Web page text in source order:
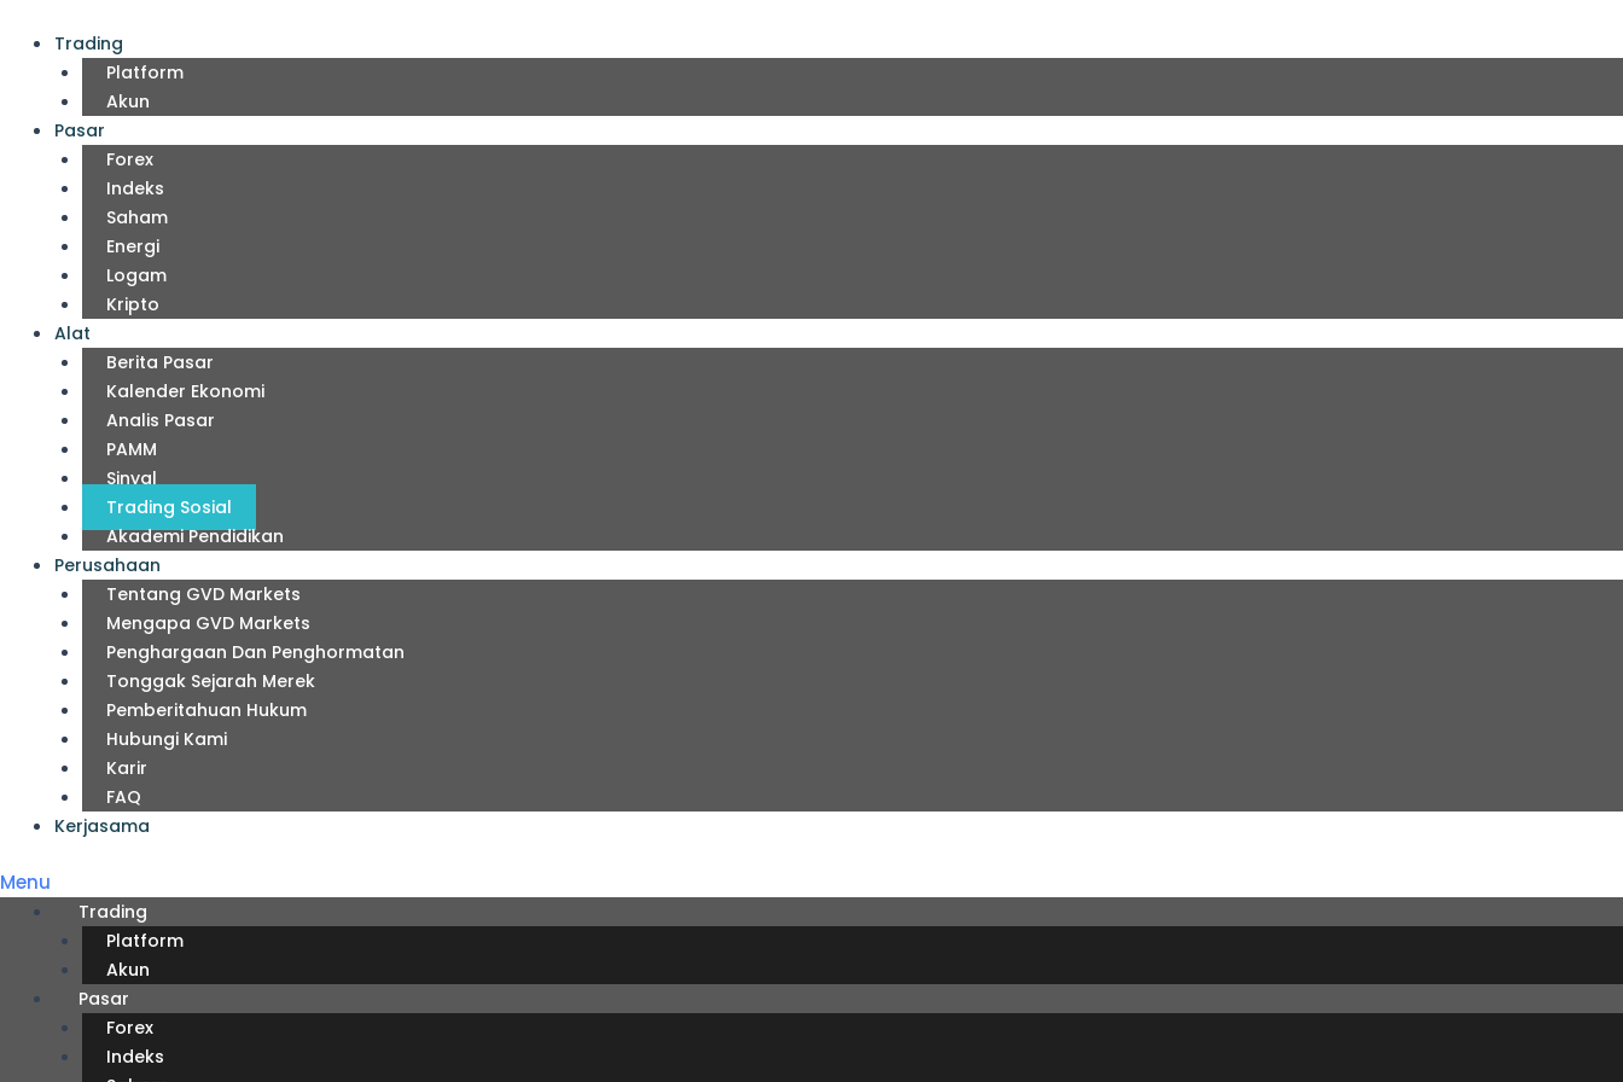
konten
Trading
Platform
Akun
Pasar
Forex
Indeks
Saham
Energi
Logam
Kripto
Alat
Berita Pasar
Kalender Ekonomi
Analis Pasar
PAMM
Sinyal
Trading Sosial
Akademi Pendidikan
Perusahaan
Tentang GVD Markets
Mengapa GVD Markets
Penghargaan Dan Penghormatan
Tonggak Sejarah Merek
Pemberitahuan Hukum
Hubungi Kami
Karir
FAQ
Kerjasama
Menu
Trading
Platform
Akun
Pasar
Forex
Indeks